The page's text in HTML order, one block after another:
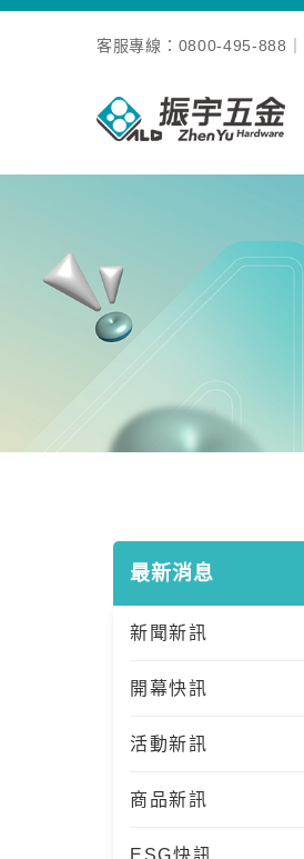
Skip
客服專線：0800-495-888
最新消息
新聞新訊
開幕快訊
活動新訊
商品新訊
ESG快訊